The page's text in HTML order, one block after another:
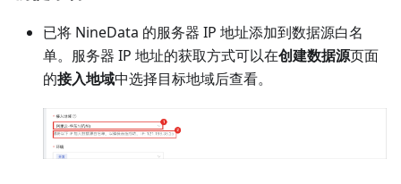
已将 NineData 的服务器 IP 地址添加到数据源白名
单。服务器 IP 地址的获取方式可以在创建数据源页面
的接入地域中选择目标地域后查看。